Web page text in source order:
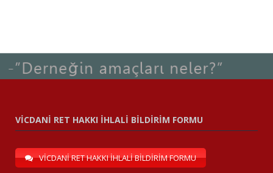
VİCDANİ RET HAKKI İHLALİ BİLDİRİM FORMU
VİCDANİ RET HAKKI İHLALİ BİLDİRİM FORMU